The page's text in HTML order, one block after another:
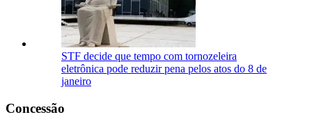
STF decide que tempo com tornozeleira
eletrônica pode reduzir pena pelos atos do 8 de
janeiro
Concessão